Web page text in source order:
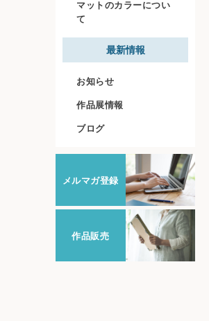
マットのカラーについ
て
最新情報
お知らせ
作品展情報
ブログ
メルマガ登録
作品販売